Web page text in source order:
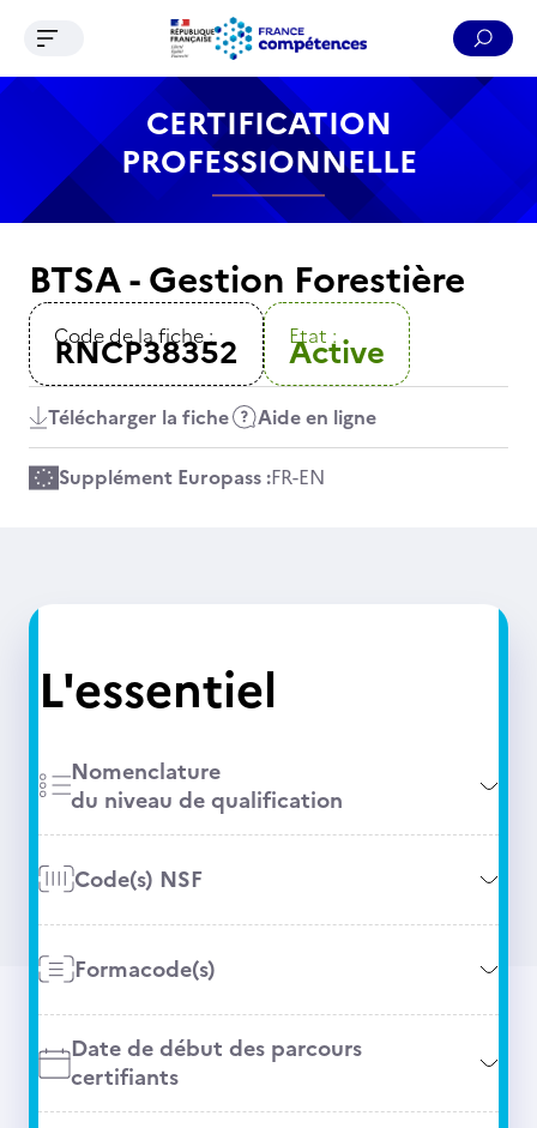
Contenu Recherche Menu Pied de page
Ouvrir le menu de navigation
CERTIFICATION
PROFESSIONNELLE
BTSA - Gestion Forestière
Code de la fiche :
RNCP38352 Etat :
Active
Télécharger la fiche Aide en ligne
Supplément Europass :FR-EN
L'essentiel
Nomenclature
du niveau de qualification
Code(s) NSF
Formacode(s)
Date de début des parcours
certifiants